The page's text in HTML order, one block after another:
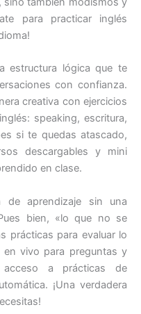
para practicar inglés
estructura lógica que te
con confianza.
creativa con ejercicios
speaking, escritura,
si te quedas atascado,
descargables y mini
en clase.
aprendizaje sin una
bien, «lo que no se
prácticas para evaluar lo
en vivo para preguntas y
acceso a prácticas de
¡Una verdadera